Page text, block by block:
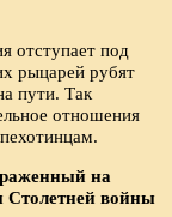
отступает под
рыцарей рубят
пути. Так
отношения
на
Столетней войны